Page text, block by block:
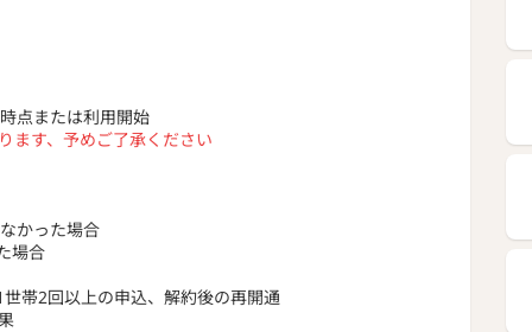
点または利用開始
ます、予めご了承ください
かった場合
場合
帯2回以上の申込、解約後の再開通